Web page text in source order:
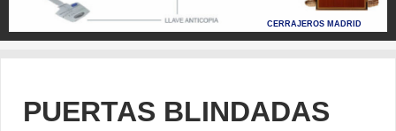
CERRAJEROS MADRID
PUERTAS BLINDADAS